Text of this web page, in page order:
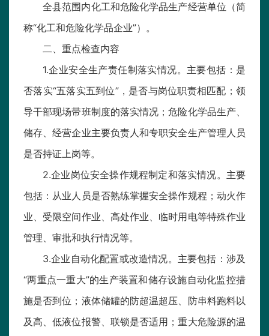
全县范围内化工和危险化学品生产经营单位（简
称“化工和危险化学品企业”）。
二、重点检查内容
1.企业安全生产责任制落实情况。主要包括：是
否落实“五落实五到位”，是否与岗位职责相匹配；领
导干部现场带班制度的落实情况；危险化学品生产、
储存、经营企业主要负责人和专职安全生产管理人员
是否持证上岗等。
2.企业岗位安全操作规程制定和落实情况。主要
包括：从业人员是否熟练掌握安全操作规程；动火作
业、受限空间作业、高处作业、临时用电等特殊作业
管理、审批和执行情况等。
3.企业自动化配置或改造情况。主要包括：涉及
“两重点一重大”的生产装置和储存设施自动化监控措
施是否到位；液体储罐的防超温超压、防串料跑料以
及高、低液位报警、联锁是否适用；重大危险源的温